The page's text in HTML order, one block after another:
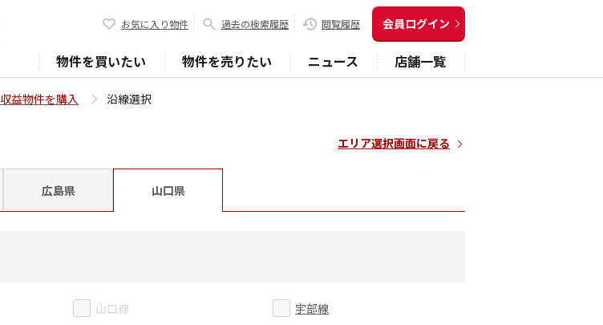
お気に入り物件 過去の検索履歴 閲覧履歴 会員ログイン
物件を買いたい 物件を売りたい ニュース 店舗一覧
収益物件を購入 沿線選択
エリア選択画面に戻る
広島県 山口県
山口線 宇部線